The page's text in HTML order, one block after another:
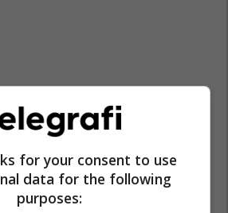
for your consent to use
data for the following
purposes: